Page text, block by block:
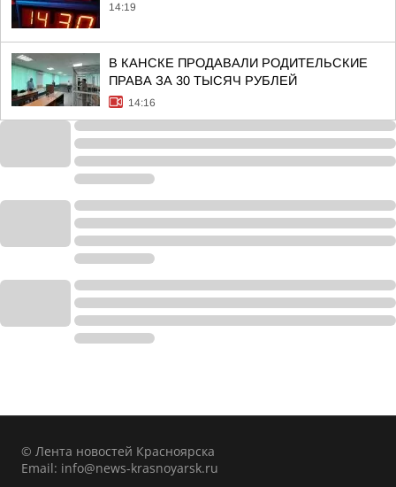
14:19
В КАНСКЕ ПРОДАВАЛИ РОДИТЕЛЬСКИЕ
ПРАВА ЗА 30 ТЫСЯЧ РУБЛЕЙ
14:16
© Лента новостей Красноярска
Email: info@news-krasnoyarsk.ru